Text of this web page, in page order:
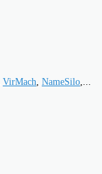
VirMach, NameSilo,...